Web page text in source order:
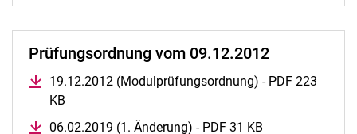
Prüfungsordnung vom 09.12.2012
19.12.2012 (Modulprüfungsordnung) - PDF 223
KB
06.02.2019 (1. Änderung) - PDF 31 KB